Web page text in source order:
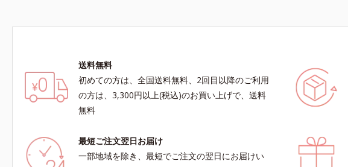
送料無料
初めての方は、全国送料無料、2回目以降のご利用
の方は、3,300円以上(税込)のお買い上げで、送料
無料
最短ご注文翌日お届け
一部地域を除き、最短でご注文の翌日にお届けい